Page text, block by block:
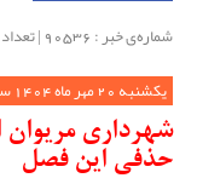
شماره‌ی خبر : ‌90536 | تعداد بازدید : 2039
یکشنبه 20 مهر ماه 1404 ساعت 13:27
شهرداری
حذفی این فصل